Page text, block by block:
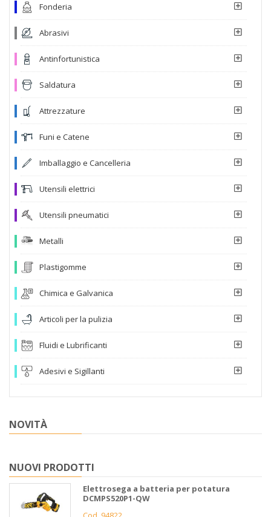
Fonderia
Abrasivi
Antinfortunistica
Saldatura
Attrezzature
Funi e Catene
Imballaggio e Cancelleria
Utensili elettrici
Utensili pneumatici
Metalli
Plastigomme
Chimica e Galvanica
Articoli per la pulizia
Fluidi e Lubrificanti
Adesivi e Sigillanti
NOVITÀ
NUOVI PRODOTTI
Elettrosega a batteria per potatura
DCMPS520P1-QW